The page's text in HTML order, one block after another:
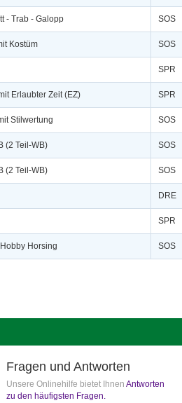
- Trab - Galopp SOS
Kostüm SOS
SPR
Erlaubter Zeit (EZ) SPR
Stilwertung SOS
(2 Teil-WB) SOS
(2 Teil-WB) SOS
DRE
SPR
Horsing SOS
Fragen und Antworten
Unsere Onlinehilfe bietet Ihnen Antworten
zu den häufigsten Fragen.